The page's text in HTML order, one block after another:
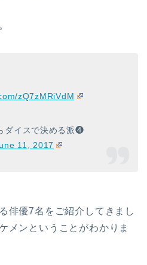
zQ7zMRiVdM
ダイスで決める派❹
11, 2017
俳優7名をご紹介してきまし
メンということがわかりま